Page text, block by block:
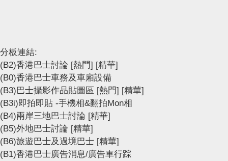
分板連結:
(B2)香港巴士討論 [熱門] [精華]
(B0)香港巴士車務及車廂設備
(B3)巴士攝影作品貼圖區 [熱門] [精華]
(B3i)即拍即貼 -手機相&翻拍Mon相
(B4)兩岸三地巴士討論 [精華]
(B5)外地巴士討論 [精華]
(B6)旅遊巴士及過境巴士 [精華]
(B1)香港巴士廣告消息/廣告車行踪